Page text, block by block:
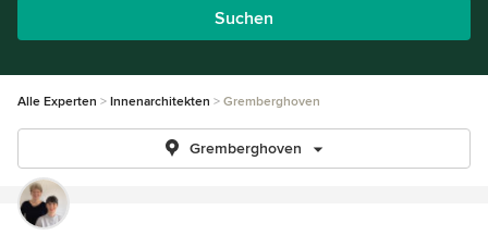
Suchen
Alle Experten Innenarchitekten Gremberghoven
Gremberghoven